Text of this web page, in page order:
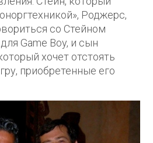
Роджерс,
со Стейном
Game Boy, и сын
хочет отстоять
приобретенные его